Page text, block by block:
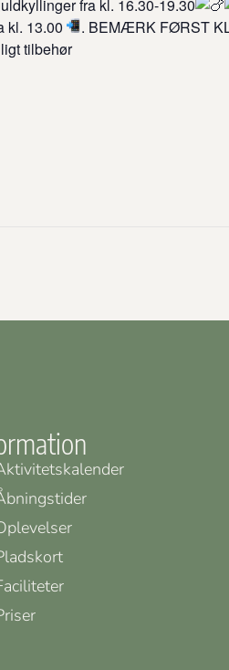
fra kl. 16.30-19.30
kl. 13.00
. BEMÆRK FØRST
tilbehør